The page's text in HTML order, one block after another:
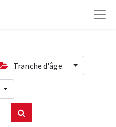
Tranche d'âge